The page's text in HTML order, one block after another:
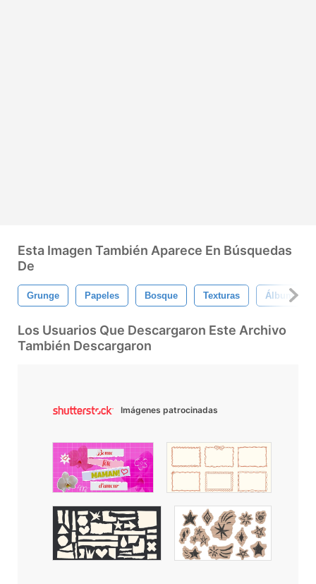
Esta Imagen También Aparece En Búsquedas
De
Grunge Papeles Bosque Texturas Álbum De
Los Usuarios Que Descargaron Este Archivo
También Descargaron
Imágenes patrocinadas